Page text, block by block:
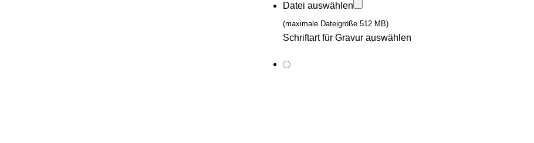
Datei auswählen
(maximale Dateigröße 512 MB)
Schriftart für Gravur auswählen